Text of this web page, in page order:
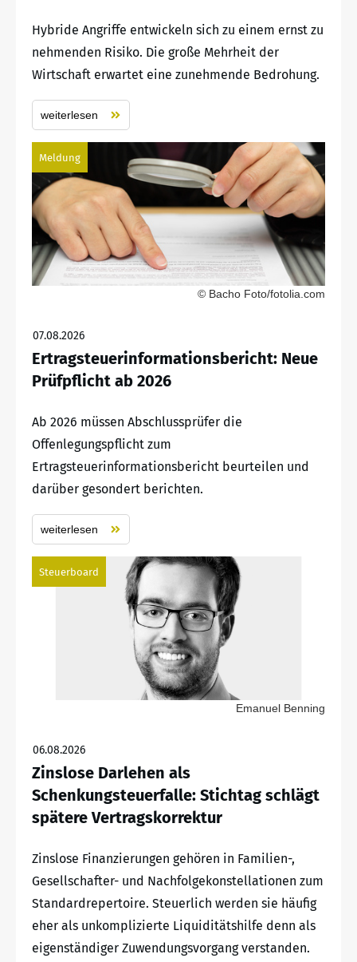
Hybride Angriffe entwickeln sich zu einem ernst zu
nehmenden Risiko. Die große Mehrheit der
Wirtschaft erwartet eine zunehmende Bedrohung.
weiterlesen
Meldung
© Bacho Foto/fotolia.com
07.08.2026
Ertragsteuerinformationsbericht: Neue
Prüfpflicht ab 2026
Ab 2026 müssen Abschlussprüfer die
Offenlegungspflicht zum
Ertragsteuerinformationsbericht beurteilen und
darüber gesondert berichten.
weiterlesen
Steuerboard
Emanuel Benning
06.08.2026
Zinslose Darlehen als
Schenkungsteuerfalle: Stichtag schlägt
spätere Vertragskorrektur
Zinslose Finanzierungen gehören in Familien-,
Gesellschafter- und Nachfolgekonstellationen zum
Standardrepertoire. Steuerlich werden sie häufig
eher als unkomplizierte Liquiditätshilfe denn als
eigenständiger Zuwendungsvorgang verstanden.